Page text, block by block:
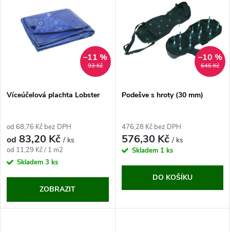
p
r
o
d
u
Abecedně
s
r
o
u
93 Kč
–11 %
Víceúčelová plachta Lobster
od 68,76 Kč bez DPH
od 83,20 Kč/ ks
Měrná
cena:
od 11,29 Kč / 1 m2
Skladem 3 ks
ZOBRAZIT
646 Kč
–10 %
Podešve s hroty (30 mm)
476,28 Kč bez DPH
576,30 Kč/ ks
Skladem 1 ks
DO KOŠÍKU